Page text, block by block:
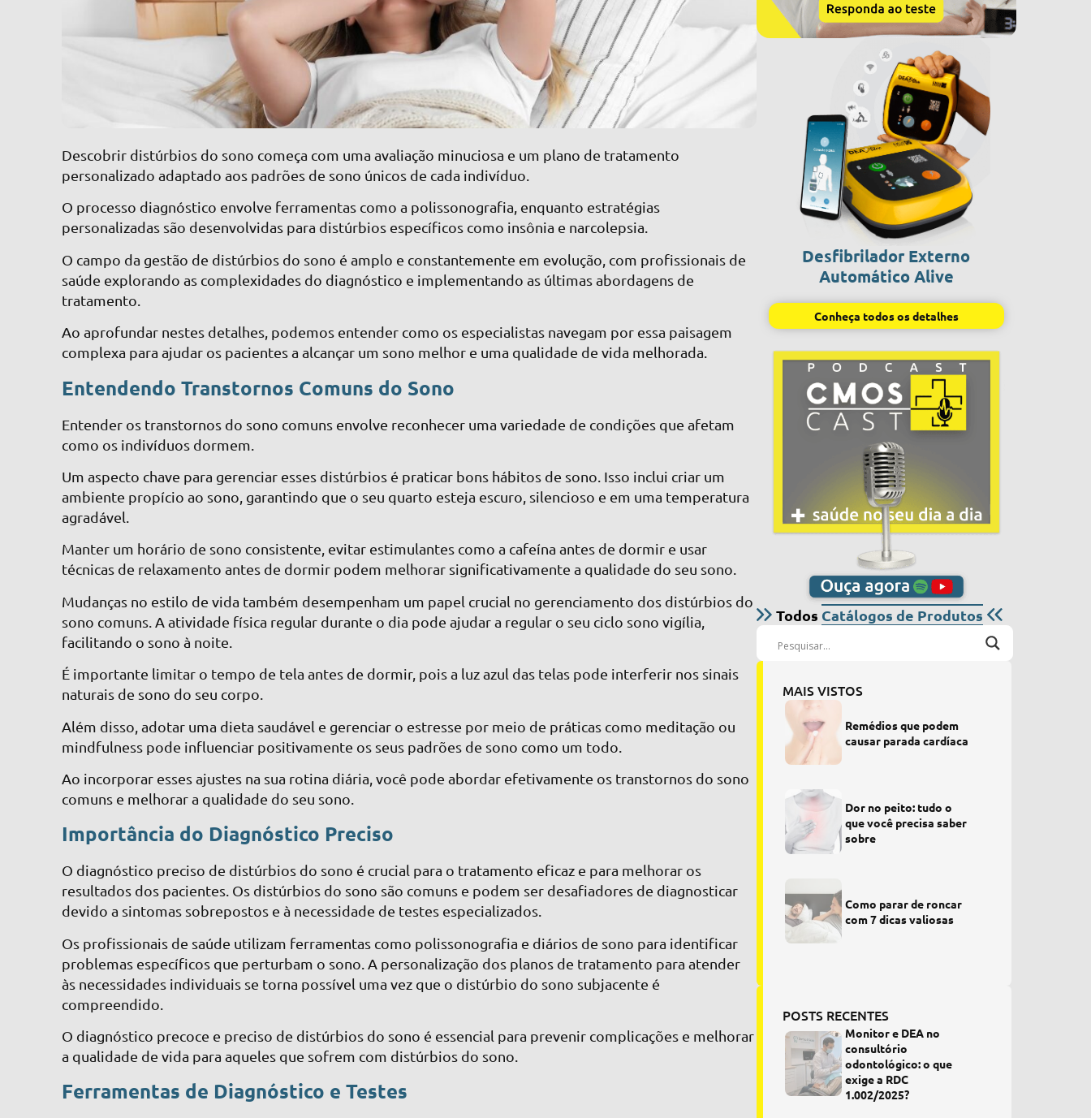
Descobrir distúrbios do sono começa com uma avaliação minuciosa e um plano de tratamento
personalizado adaptado aos padrões de sono únicos de cada indivíduo.
O processo diagnóstico envolve ferramentas como a polissonografia, enquanto estratégias
personalizadas são desenvolvidas para distúrbios específicos como insônia e narcolepsia.
O campo da gestão de distúrbios do sono é amplo e constantemente em evolução, com profissionais de
saúde explorando as complexidades do diagnóstico e implementando as últimas abordagens de
tratamento.
Ao aprofundar nestes detalhes, podemos entender como os especialistas navegam por essa paisagem
complexa para ajudar os pacientes a alcançar um sono melhor e uma qualidade de vida melhorada.
Entendendo Transtornos Comuns do Sono
Entender os transtornos do sono comuns envolve reconhecer uma variedade de condições que afetam
como os indivíduos dormem.
Um aspecto chave para gerenciar esses distúrbios é praticar bons hábitos de sono. Isso inclui criar um
ambiente propício ao sono, garantindo que o seu quarto esteja escuro, silencioso e em uma temperatura
agradável.
Manter um horário de sono consistente, evitar estimulantes como a cafeína antes de dormir e usar
técnicas de relaxamento antes de dormir podem melhorar significativamente a qualidade do seu sono.
Mudanças no estilo de vida também desempenham um papel crucial no gerenciamento dos distúrbios do
sono comuns. A atividade física regular durante o dia pode ajudar a regular o seu ciclo sono vigília,
facilitando o sono à noite.
É importante limitar o tempo de tela antes de dormir, pois a luz azul das telas pode interferir nos sinais
naturais de sono do seu corpo.
Além disso, adotar uma dieta saudável e gerenciar o estresse por meio de práticas como meditação ou
mindfulness pode influenciar positivamente os seus padrões de sono como um todo.
Ao incorporar esses ajustes na sua rotina diária, você pode abordar efetivamente os transtornos do sono
comuns e melhorar a qualidade do seu sono.
Importância do Diagnóstico Preciso
O diagnóstico preciso de distúrbios do sono é crucial para o tratamento eficaz e para melhorar os
resultados dos pacientes. Os distúrbios do sono são comuns e podem ser desafiadores de diagnosticar
devido a sintomas sobrepostos e à necessidade de testes especializados.
Os profissionais de saúde utilizam ferramentas como polissonografia e diários de sono para identificar
problemas específicos que perturbam o sono. A personalização dos planos de tratamento para atender
às necessidades individuais se torna possível uma vez que o distúrbio do sono subjacente é
compreendido.
O diagnóstico precoce e preciso de distúrbios do sono é essencial para prevenir complicações e melhorar
a qualidade de vida para aqueles que sofrem com distúrbios do sono.
Ferramentas de Diagnóstico e Testes
Desfibrilador Externo
Automático Alive
Conheça todos os detalhes
Todos Catálogos de Produtos
MAIS VISTOS
Remédios que podem
causar parada cardíaca
Dor no peito: tudo o
que você precisa saber
sobre
Como parar de roncar
com 7 dicas valiosas
POSTS RECENTES
Monitor e DEA no
consultório
odontológico: o que
exige a RDC
1.002/2025?